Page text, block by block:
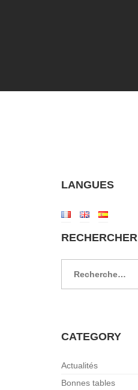
LANGUES
RECHERCHER
CATEGORY
Actualités
Bonnes tables